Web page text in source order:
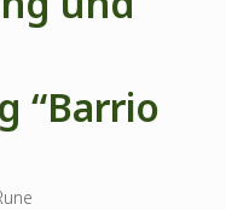
“Barrio